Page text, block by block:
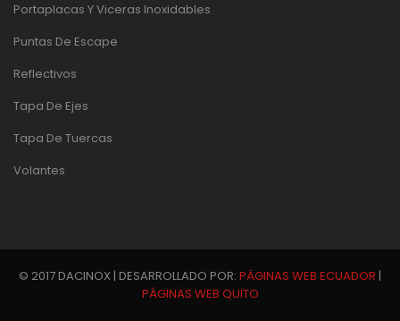
Portaplacas Y Viceras Inoxidables
Puntas De Escape
Reflectivos
Tapa De Ejes
Tapa De Tuercas
Volantes
© 2017 DACINOX | DESARROLLADO POR: PÁGINAS WEB ECUADOR |
PÁGINAS WEB QUITO